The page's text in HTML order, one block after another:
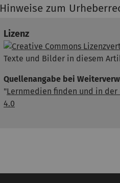
Hinweise zum
Lizenz
Texte und Bilder in diesem
Quellenangabe bei
"Lernmedien finden und in der
4.0